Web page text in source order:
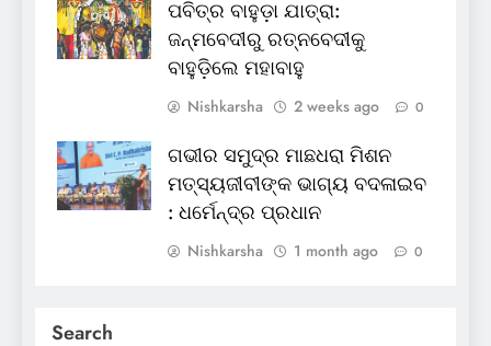
ପବିତ୍ର ବାହୁଡ଼ା ଯାତ୍ରା:
ଜନ୍ମବେଦୀରୁ ରତ୍ନବେଦୀକୁ
ବାହୁଡ଼ିଲେ ମହାବାହୁ
Nishkarsha 2 weeks ago 0
ଗଭୀର ସମୁଦ୍ର ମାଛଧରା ମିଶନ
ମତ୍ସ୍ୟଜୀବୀଙ୍କ ଭାଗ୍ୟ ବଦଳାଇବ
: ଧର୍ମେନ୍ଦ୍ର ପ୍ରଧାନ
Nishkarsha 1 month ago 0
Search